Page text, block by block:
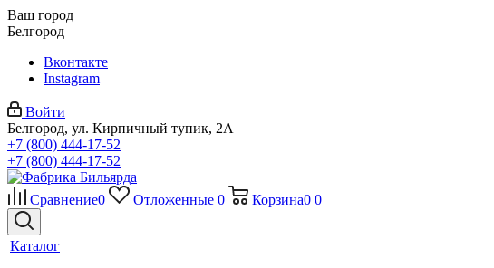
Ваш город
Белгород
Вконтакте
Instagram
Войти
Белгород, ул. Кирпичный тупик, 2А
+7 (800) 444-17-52
+7 (800) 444-17-52
Сравнение0 Отложенные 0 Корзина0 0
Каталог